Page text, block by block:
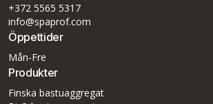
+372 5565 5317
info@spaprof.com
Öppettider
Mån-Fre
Produkter
Finska bastuaggregat